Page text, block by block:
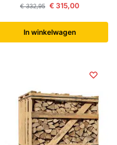
€332,95 € 315,00
In winkelwagen